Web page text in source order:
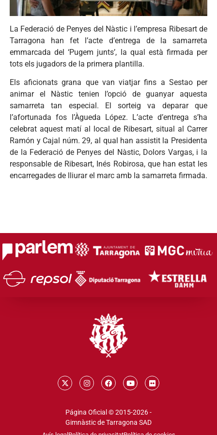
La Federació de Penyes del Nàstic i l’empresa Ribesart de
Tarragona han fet l’acte d’entrega de la samarreta
emmarcada del ‘Pugem junts’, la qual està firmada per
tots els jugadors de la primera plantilla.
Els aficionats grana que van viatjar fins a Sestao per
animar el Nàstic tenien l’opció de guanyar aquesta
samarreta tan especial. El sorteig va deparar que
l’afortunada fos l’Àgueda López. L’acte d’entrega s’ha
celebrat aquest matí al local de Ribesart, situal al Carrer
Ramón y Cajal núm. 29, al qual han assistit la Presidenta
de la Federació de Penyes del Nàstic, Dolors Vargas, i la
responsable de Ribesart, Inés Robirosa, que han estat les
encarregades de lliurar el marc amb la samarreta firmada.
Página Oficial © 2015-2026 -
Gimnàstic de Tarragona SAD